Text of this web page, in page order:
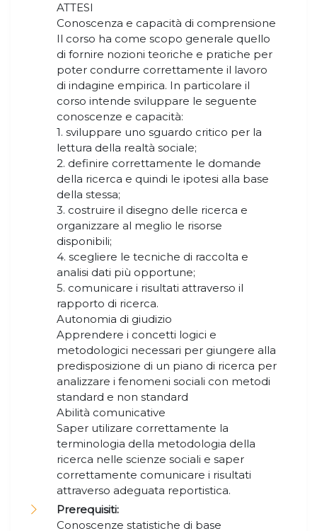
ATTESI
Conoscenza e capacità di comprensione
Il corso ha come scopo generale quello
di fornire nozioni teoriche e pratiche per
poter condurre correttamente il lavoro
di indagine empirica. In particolare il
corso intende sviluppare le seguente
conoscenze e capacità:
1. sviluppare uno sguardo critico per la
lettura della realtà sociale;
2. definire correttamente le domande
della ricerca e quindi le ipotesi alla base
della stessa;
3. costruire il disegno delle ricerca e
organizzare al meglio le risorse
disponibili;
4. scegliere le tecniche di raccolta e
analisi dati più opportune;
5. comunicare i risultati attraverso il
rapporto di ricerca.
Autonomia di giudizio
Apprendere i concetti logici e
metodologici necessari per giungere alla
predisposizione di un piano di ricerca per
analizzare i fenomeni sociali con metodi
standard e non standard
Abilità comunicative
Saper utilizare correttamente la
terminologia della metodologia della
ricerca nelle scienze sociali e saper
correttamente comunicare i risultati
attraverso adeguata reportistica.
Prerequisiti:
Conoscenze statistiche di base